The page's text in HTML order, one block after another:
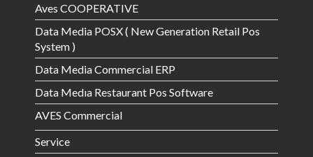
Aves COOPERATIVE
Data Media POSX ( New Generation Retail Pos
System )
Data Media Commercial ERP
Data Medıa Restaurant Pos Software
AVES Commercial
Service